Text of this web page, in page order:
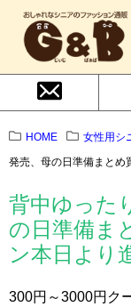
HOME 女性用シ
発売、母の日準備まとめ
背中ゆった
の日準備ま
ン本日より
300円～3000円ク